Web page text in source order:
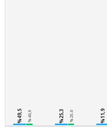
%49,5 %40,9 %25,3 %25,0 %11,9